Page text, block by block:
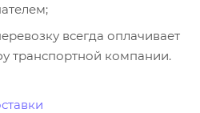
всегда оплачивает
транспортной компании.